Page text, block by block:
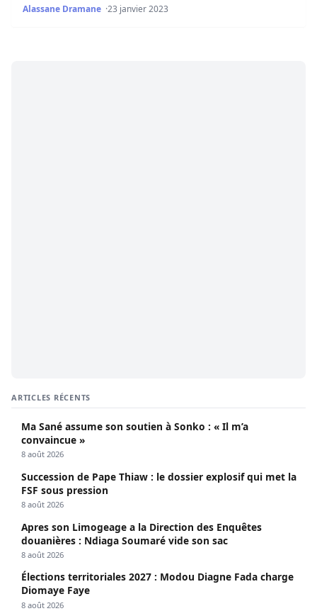
Alassane Dramane 23 janvier 2023
ARTICLES RÉCENTS
Ma Sané assume son soutien à Sonko : « Il m’a
convaincue »
8 août 2026
Succession de Pape Thiaw : le dossier explosif qui met la
FSF sous pression
8 août 2026
Apres son Limogeage a la Direction des Enquêtes
douanières : Ndiaga Soumaré vide son sac
8 août 2026
Élections territoriales 2027 : Modou Diagne Fada charge
Diomaye Faye
8 août 2026